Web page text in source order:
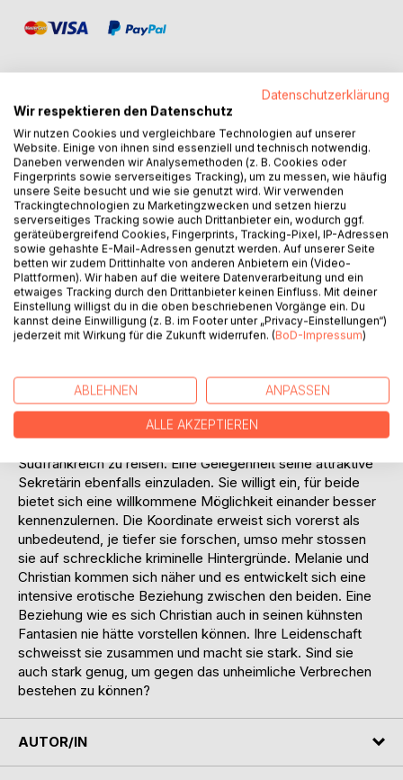
BESCHREIBUNG
Beim Landeanflug auf Genf stürzt ein Privatjet 14 km vor
dem Flughafen in ein Waldgebiet. Pilot und Passagiere
kommen beim Absturz ums Leben. Heftige Regenfälle und
Sturmböen herrschten zum Zeitpunkt des Absturzes. Die
Medien sehen in den schlechten Wetterverhältnissen den
Grund des Absturzes. Eine ältere Dame meldet sich
telefonisch beim Privatdetektiv Christian von Tobel. Er solle
den Flugunfall untersuchen. Seine Antwort: Die
schweizerische Sicherheitsuntersuchungsstelle SUST
Schweizer Franken und einer geografischen Koordinate
bringt der Postbote am Folgetag. Die Koordinate gilt einer
Strasse in der Esteron Schlucht im Hinterland der Cote
d'Azur in Südfrankreich. Christian entschliesst sich nach
Südfrankreich zu reisen. Eine Gelegenheit seine attraktive
Sekretärin ebenfalls einzuladen. Sie willigt ein, für beide
bietet sich eine willkommene Möglichkeit einander besser
kennenzulernen. Die Koordinate erweist sich vorerst als
unbedeutend, je tiefer sie forschen, umso mehr stossen
sie auf schreckliche kriminelle Hintergründe. Melanie und
Christian kommen sich näher und es entwickelt sich eine
intensive erotische Beziehung zwischen den beiden. Eine
Beziehung wie es sich Christian auch in seinen kühnsten
Fantasien nie hätte vorstellen können. Ihre Leidenschaft
schweisst sie zusammen und macht sie stark. Sind sie
auch stark genug, um gegen das unheimliche Verbrechen
bestehen zu können?
AUTOR/IN
Datenschutzerklärung
Wir respektieren den Datenschutz
Wir nutzen Cookies und vergleichbare Technologien auf unserer
Website. Einige von ihnen sind essenziell und technisch notwendig.
Daneben verwenden wir Analysemethoden (z. B. Cookies oder
Fingerprints sowie serverseitiges Tracking), um zu messen, wie häufig
unsere Seite besucht und wie sie genutzt wird. Wir verwenden
Trackingtechnologien zu Marketingzwecken und setzen hierzu
serverseitiges Tracking sowie auch Drittanbieter ein, wodurch ggf.
geräteübergreifend Cookies, Fingerprints, Tracking-Pixel, IP-Adressen
sowie gehashte E-Mail-Adressen genutzt werden. Auf unserer Seite
betten wir zudem Drittinhalte von anderen Anbietern ein (Video-
Plattformen). Wir haben auf die weitere Datenverarbeitung und ein
etwaiges Tracking durch den Drittanbieter keinen Einfluss. Mit deiner
Einstellung willigst du in die oben beschriebenen Vorgänge ein. Du
kannst deine Einwilligung (z. B. im Footer unter „Privacy-Einstellungen“)
jederzeit mit Wirkung für die Zukunft widerrufen. (BoD-Impressum)
ABLEHNEN ANPASSEN
ALLE AKZEPTIEREN